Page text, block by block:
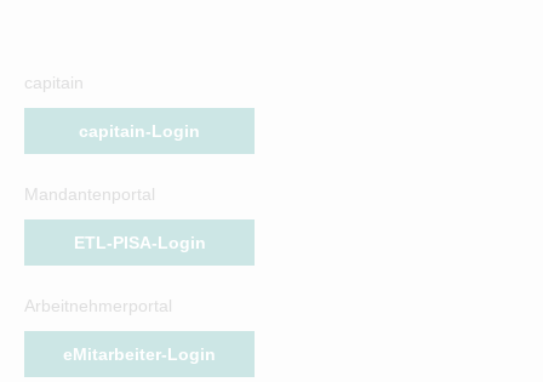
capitain
capitain-Login
Mandantenportal
ETL-PISA-Login
Arbeitnehmerportal
eMitarbeiter-Login